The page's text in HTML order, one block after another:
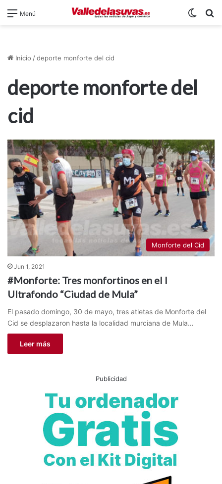
Menú
Inicio /deporte monforte del cid
deporte monforte del
cid
Monforte del Cid
Jun 1, 2021
#Monforte: Tres monfortinos en el I
Ultrafondo “Ciudad de Mula”
El pasado domingo, 30 de mayo, tres atletas de Monforte del
Cid se desplazaron hasta la localidad murciana de Mula…
Leer más
Publicidad